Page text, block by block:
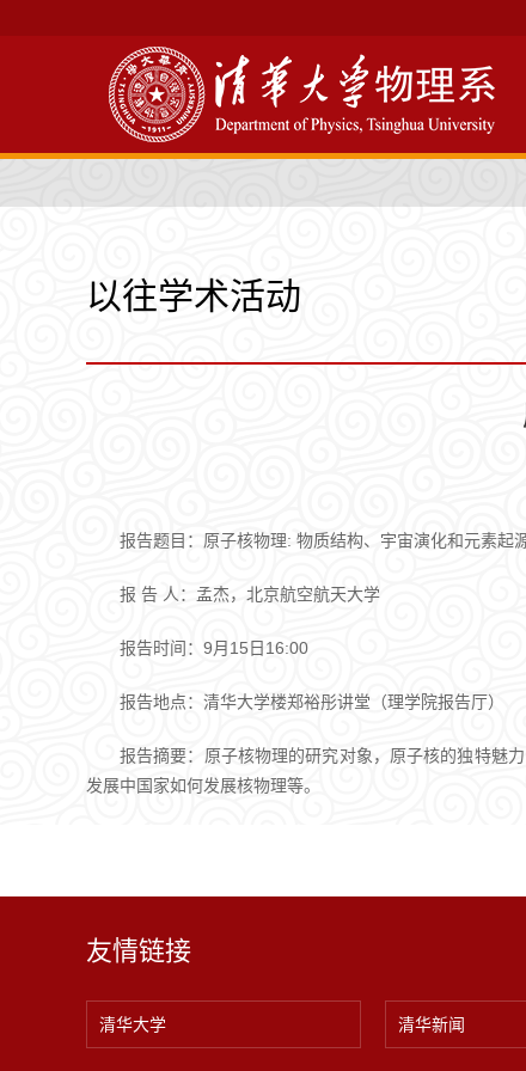
以往学术活动
报告题目：原子核物理: 物质结构、宇宙演化和元素起
报 告 人：孟杰，北京航空航天大学
报告时间：9月15日16:00
报告地点：清华大学楼郑裕彤讲堂（理学院报告厅）
报告摘要：原子核物理的研究对象，原子核的独特魅
发展中国家如何发展核物理等。
友情链接
清华大学 清华新闻